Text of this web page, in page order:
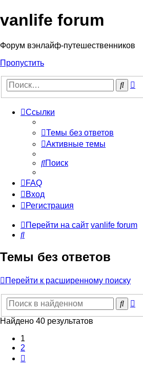
vanlife forum
Форум вэнлайф-путешественников
Пропустить
Поиск
Ссылки
Темы без ответов
Активные темы
Поиск
FAQ
Вход
Регистрация
Перейти на сайт vanlife forum
Поиск
Темы без ответов
Перейти к расширенному поиску
Поиск
Найдено 40 результатов
1
2